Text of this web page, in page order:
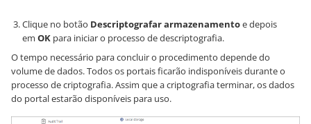
Clique no botão Descriptografar armazenamentoe depois
em OK para iniciar o processo de descriptografia.
O tempo necessário para concluir o procedimento depende do
volume de dados. Todos os portais ficarão indisponíveis durante o
processo de criptografia. Assim que a criptografia terminar, os dados
do portal estarão disponíveis para uso.